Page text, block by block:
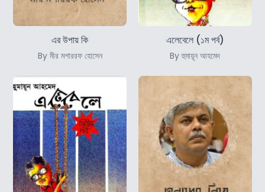
এর উপায় কি
By মীর মশাররফ হোসেন
এলেবেলে (১ম পর্ব)
By হুমায়ূন আহমেদ